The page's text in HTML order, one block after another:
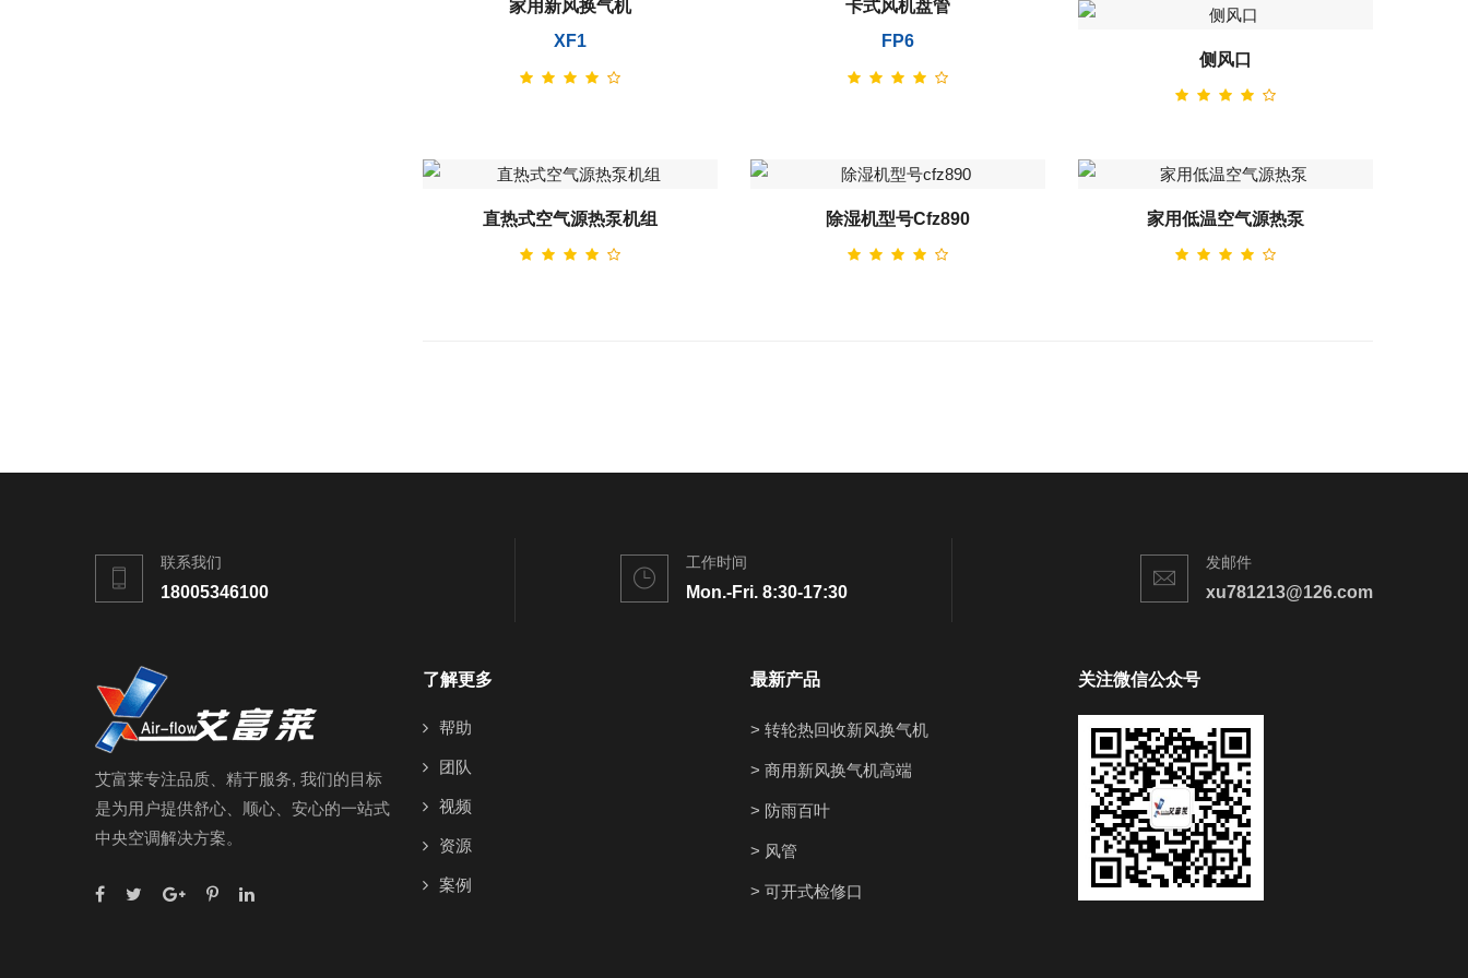
家用新风换气机
XF1
卡式风机盘管
FP6
侧风口
直热式空气源热泵机组 除湿机型号cfz890 家用低温空气源热泵
联系我们
18005346100
工作时间
Mon.-Fri. 8:30-17:30
发邮件
xu781213@126.com
艾富莱专注品质、精于服务, 我们的目标
是为用户提供舒心、顺心、安心的一站式
中央空调解决方案。
了解更多
帮助
团队
视频
资源
案例
最新产品
> 转轮热回收新风换气机
> 商用新风换气机高端
> 防雨百叶
> 风管
> 可开式检修口
关注微信公众号